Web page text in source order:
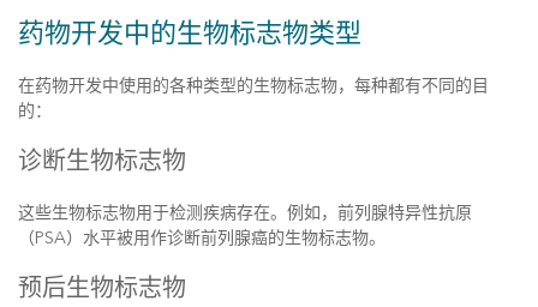
药物开发中的生物标志物类型
在药物开发中使用的各种类型的生物标志物，每种都有不同的目
的：
诊断生物标志物
这些生物标志物用于检测疾病存在。例如，前列腺特异性抗原
（PSA）水平被用作诊断前列腺癌的生物标志物。
预后生物标志物